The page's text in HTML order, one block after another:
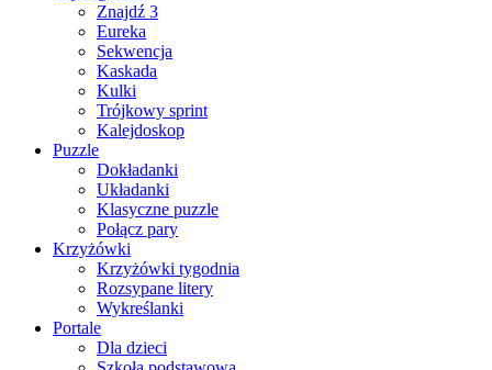
Znajdź 3
Eureka
Sekwencja
Kaskada
Kulki
Trójkowy sprint
Kalejdoskop
Puzzle
Dokładanki
Układanki
Klasyczne puzzle
Połącz pary
Krzyżówki
Krzyżówki tygodnia
Rozsypane litery
Wykreślanki
Portale
Dla dzieci